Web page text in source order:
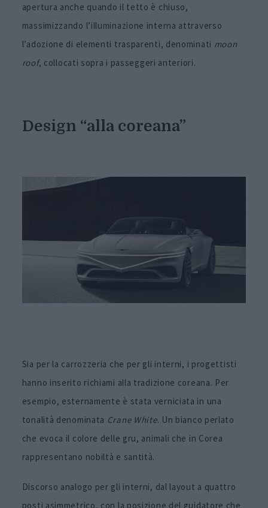
apertura anche quando il tetto è chiuso,
massimizzando l’illuminazione interna attraverso
l’adozione di elementi trasparenti, denominati moon
roof, collocati sopra i passeggeri anteriori.
Design “alla coreana”
Sia per la carrozzeria che per gli interni, i progettisti
hanno inserito richiami alla tradizione coreana. Per
esempio, esternamente è stata verniciata in una
tonalità denominata Crane White. Un bianco perlato
che evoca il colore delle gru, animali che in Corea
rappresentano nobiltà e santità.
Discorso analogo per gli interni, dal layout a quattro
posti asimmetrico, con la posizione del guidatore che